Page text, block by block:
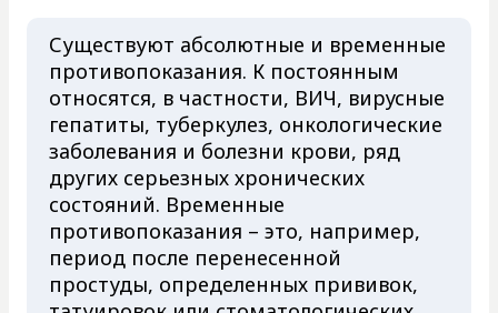
Существуют абсолютные и временные
противопоказания. К постоянным
относятся, в частности, ВИЧ, вирусные
гепатиты, туберкулез, онкологические
заболевания и болезни крови, ряд
других серьезных хронических
состояний. Временные
противопоказания – это, например,
период после перенесенной
простуды, определенных прививок,